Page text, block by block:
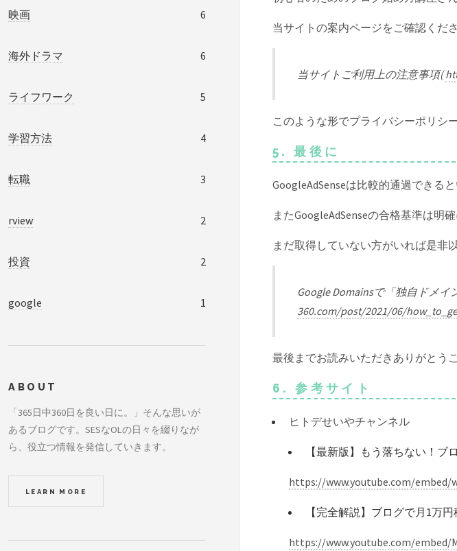
当サイトの案内ページをご確認くださ
当サイトご利用上の注意事項(
このような形でプライバシーポリシ
5. 最後に
GoogleAdSenseは比較的通過できる
またGoogleAdSenseの合格基準は明
まだ取得していない方がいれば是非
Google Domainsで「独自ドメ
360.com/post/2021/06/
最後までお読みいただきありがとう
6. 参考サイト
ヒトデせいやチャンネル
【最新版】もう落ちない！
https://www.youtube.com/embed/
【完全解説】ブログで月1万
https://www.youtube.com/embed/
映画 6
海外ドラマ 6
ライフワーク 5
学習方法 4
転職 3
rview 2
投資 2
google 1
ABOUT
「365日中360日を良い日に。」そんな思いが
あるブログです。SESなOLの日々を綴りなが
ら、役立つ情報を発信していきます。
LEARN MORE